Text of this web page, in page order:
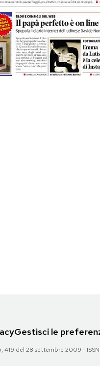
Gestisci le
419 del 28 settembre 2009 -